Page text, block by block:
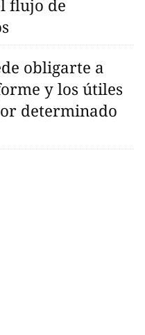
flujo de
obligarte a
y los útiles
determinado